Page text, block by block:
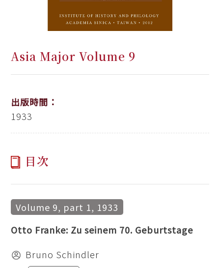
Asia Major Volume 9
出版時間：
1933
目次
Volume 9, part 1, 1933
Otto Franke: Zu seinem 70. Geburtstage
Bruno Schindler